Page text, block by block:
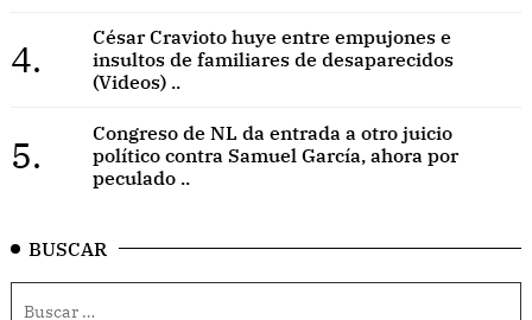
4.
César Cravioto huye entre empujones e
insultos de familiares de desaparecidos
(Videos) ..
5.
Congreso de NL da entrada a otro juicio
político contra Samuel García, ahora por
peculado ..
BUSCAR